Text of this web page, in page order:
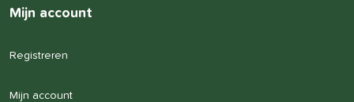
Mijn account
Registreren
Mijn account